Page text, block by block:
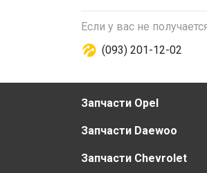
Если у вас не
(093) 201-12-02
Запчасти Opel
Запчасти Daewoo
Запчасти Chevrolet